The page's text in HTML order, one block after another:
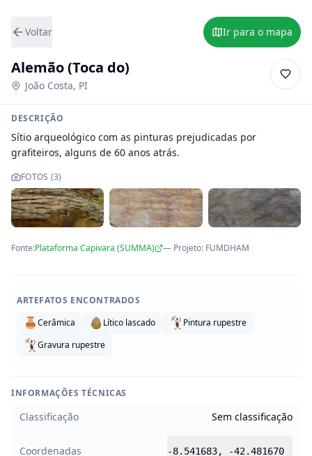
Voltar Ir para o mapa
Alemão (Toca do)
João Costa, PI
DESCRIÇÃO
Sítio arqueológico com as pinturas prejudicadas por
grafiteiros, alguns de 60 anos atrás.
FOTOS (3)
Fonte:Plataforma Capivara (SUMMA) — Projeto: FUMDHAM
ARTEFATOS ENCONTRADOS
Cerâmica
Lítico lascado
Pintura rupestre
Gravura rupestre
INFORMAÇÕES TÉCNICAS
Classificação Sem classificação
Coordenadas -8.541683, -42.481670